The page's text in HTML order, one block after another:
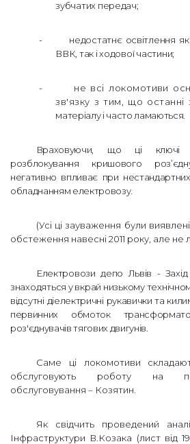
зубчатих передач;
-
недостатнє освітлення
ВВК, так і ходової частини;
-
не всі локомотиви
зв'язку з тим, що останні
матеріалу і часто ламаються.
Враховуючи, що ці ключі
розблокування кришового
негативно впливає при
обладнанням електровозу.
(Усі ці зауваження були
обстеження навесні 2011 року, але не
Електровози депо Львів -
знаходяться у вкрай низькому
відсутні діелектричні рукавички та
первинних обмоток
роз'єднувачів тягових двигунів.
Саме ці локомотиви
обслуговують роботу на
обслуговування – Козятин.
Як свідчить проведений
Інфраструктури В.Козака (лист від